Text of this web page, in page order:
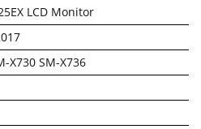
LCD Monitor
X730 SM-X736